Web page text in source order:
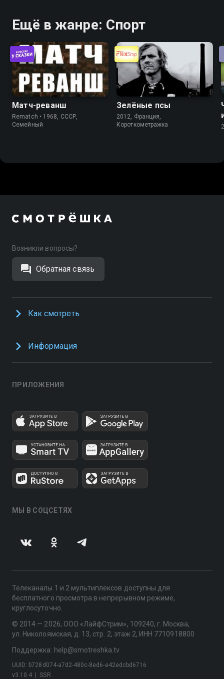
Ещё в жанре: Спорт
Матч-реванш
Rematch • 1968, СССР,
Cемейный
Зелёные псы
2012, Франция,
Короткометражка
Возникли вопросы?
Обратная связь
Как смотреть
Информация
ПРИЛОЖЕНИЯ
МЫ В СОЦСЕТЯХ
Телеканалы 1 и 2 мультиплексов доступны для
бесплатного просмотра в непрерывном режиме,
круглосуточно.
© 2014 — 2026, ООО «ЛайфСтрим», 109240, г. Москва,
ул. Николоямская, д. 13, стр. 2, этаж 2, ИНН 7710918800
Поддержка: help@smotreshka.tv
v3.10.4 SSR
UUID: b728d074-a7d2-480c-8ed6-e42edcbd6716